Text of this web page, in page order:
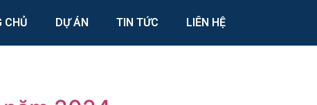
CHỦ DỰ ÁN TIN TỨC LIÊN HỆ